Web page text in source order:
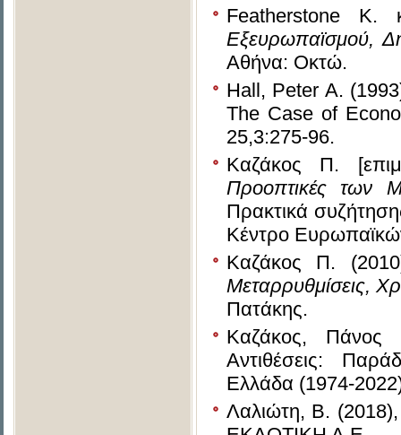
Featherstone K.
Εξευρωπαϊσμού,
Αθήνα: Οκτώ.
Hall, Peter A.
The Case of
25,3:275-96.
Καζάκος Π.
Προοπτικές των
Πρακτικά
Κέντρο
Καζάκος Π.
Μεταρρυθμίσεις,
Πατάκης.
Καζάκος, Πάνος
Αντιθέσεις:
Ελλάδα (1974-
Λαλιώτη, Β.